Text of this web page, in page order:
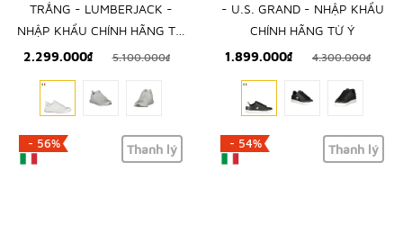
TRẮNG - LUMBERJACK -
NHẬP KHẨU CHÍNH HÃNG TỪ
2.299.000₫ 5.100.000₫
- U.S. GRAND - NHẬP KHẨU
CHÍNH HÃNG TỪ Ý
1.899.000₫
4.300.000₫
- 56% Thanh lý - 54% Thanh lý